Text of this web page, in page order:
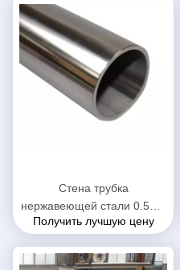
Стена трубка
нержавеющей стали 0.5мм
до 10мм, отполированный
стали 6 дюймов
Получить лучшую цену